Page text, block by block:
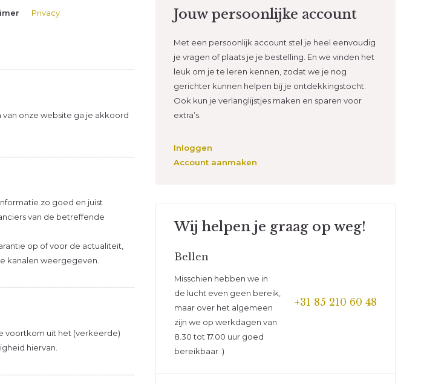
Privacy
onze website ga je akkoord
zo goed en juist
van de betreffende
op of voor de actualiteit,
kanalen weergegeven.
voortkom uit het (verkeerde)
hiervan.
Jouw persoonlijke account
Met een persoonlijk account stel je heel eenvoudig
je vragen of plaats je je bestelling. En we vinden het
leuk om je te leren kennen, zodat we je nog
gerichter kunnen helpen bij je ontdekkingstocht.
Ook kun je verlanglijstjes maken en sparen voor
extra’s.
Inloggen
Account aanmaken
Wij helpen je graag op weg!
Bellen
Misschien hebben we in
de lucht even geen bereik,
maar over het algemeen
zijn we op werkdagen van
8.30 tot 17.00 uur goed
bereikbaar :)
+31 85 210 60 48
Vlieg met ons mee!
Schrijf je in voor onze nieuwsbrief en word als eerste
producten en de leukste aanbiedingen. En wanneer je je nu